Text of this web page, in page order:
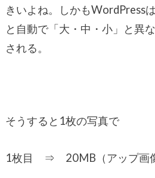
きいよね。しかもWordPress
と自動で「大・中・小」と異
される。
そうすると1枚の写真で
1枚目 ⇒ 20MB（アップ画像